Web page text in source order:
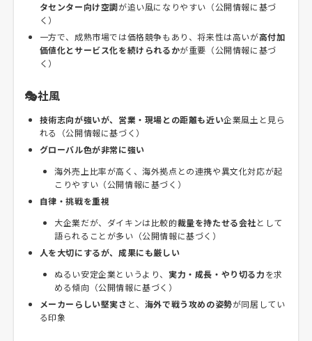
タセンター向け空調が追い風になりやすい（公開情報に基づ
く）
一方で、成熟市場では価格競争もあり、将来性は高いが高付加
価値化とサービス化を続けられるかが重要（公開情報に基づ
く）
🎭社風
技術志向が強いが、営業・現場との距離も近い企業風土と見ら
れる（公開情報に基づく）
グローバル色が非常に強い
海外売上比率が高く、海外拠点との連携や異文化対応が起
こりやすい（公開情報に基づく）
自律・挑戦を重視
大企業だが、ダイキンは比較的裁量を持たせる会社として
語られることが多い（公開情報に基づく）
人を大切にするが、成果にも厳しい
ぬるい安定企業というより、 実力・成長・やり切る力を求
める傾向（公開情報に基づく）
メーカーらしい堅実さ と、 海外で戦う攻めの姿勢が同居してい
る印象